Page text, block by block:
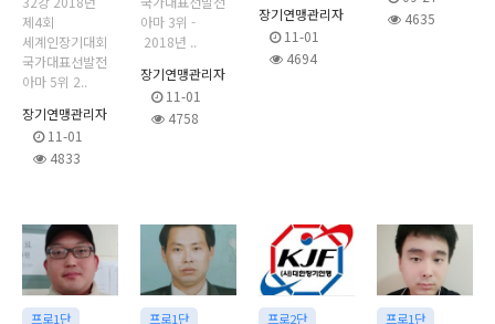
제4회
세계인장기대회
국가대표선발전
아마 5위 2..
장기연맹관리자
11-01
4833
아마 3위 -
2018년 ..
장기연맹관리자
11-01
4758
장기연맹관리자
11-01
4694
4635
프로1단 프로1단 프로2단 프로1단